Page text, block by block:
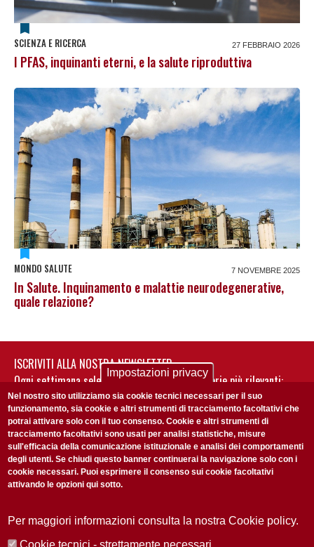
SCIENZA E RICERCA 27 FEBBRAIO 2026
I PFAS, inquinanti eterni, e la salute riproduttiva
MONDO SALUTE 7 NOVEMBRE 2025
In Salute. Inquinamento e malattie neurodegenerative,
quale relazione?
ISCRIVITI ALLA NOSTRA NEWSLETTER
Ogni settimana selezioniamo per te nostre storie più rilevanti:
non perderti gli aggiornamenti della nostra newsletter
Accetto laPrivacy Policy
Impostazioni privacy
Nel nostro sito utilizziamo sia cookie tecnici necessari per il suo
funzionamento, sia cookie e altri strumenti di tracciamento facoltativi che
potrai attivare solo con il tuo consenso. Cookie e altri strumenti di
tracciamento facoltativi sono usati per analisi statistiche, misure
sull'efficacia della comunicazione istituzionale e analisi dei comportamenti
degli utenti. Se chiudi questo banner continuerai la navigazione solo con i
cookie necessari. Puoi esprimere il consenso sui cookie facoltativi
attivando le opzioni qui sotto.
Per maggiori informazioni consulta la nostra Cookie policy.
Cookie tecnici - strettamente necessari